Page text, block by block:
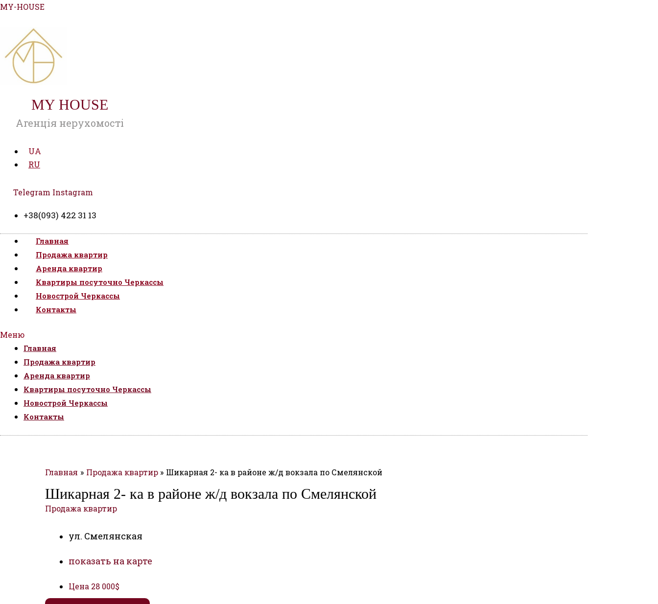
Перейти
содержимому
MY-HOUSE
MY HOUSE
Агенція нерухомості
UA
RU
Telegram Instagram
+38(093) 422 31 13
Главная
Продажа квартир
Аренда квартир
Квартиры посуточно Черкассы
Новострой Черкассы
Контакты
Меню
Главная
Продажа квартир
Аренда квартир
Квартиры посуточно Черкассы
Новострой Черкассы
Контакты
Главная Продажа квартир Шикарная 2- ка в районе ж/д вокзала по Смелянской
Шикарная 2- ка в районе ж/д вокзала по Смелянской
Продажа квартир
ул. Смелянская
показать на карте
Цена 28 000$